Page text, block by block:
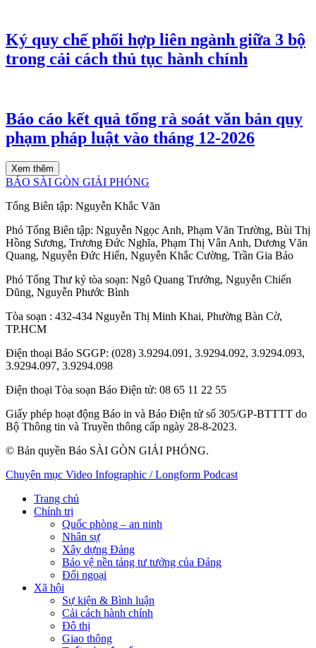
Ký quy chế phối hợp liên ngành giữa 3 bộ
trong cải cách thủ tục hành chính
Báo cáo kết quả tổng rà soát văn bản quy
phạm pháp luật vào tháng 12-2026
Xem thêm
BÁO SÀI GÒN GIẢI PHÓNG
Tổng Biên tập: Nguyễn Khắc Văn
Phó Tổng Biên tập: Nguyễn Ngọc Anh, Phạm Văn Trường, Bùi Thị
Hồng Sương, Trương Đức Nghĩa, Phạm Thị Vân Anh, Dương Văn
Quang, Nguyễn Đức Hiển, Nguyễn Khắc Cường, Trần Gia Bảo
Phó Tổng Thư ký tòa soạn: Ngô Quang Trưởng, Nguyễn Chiến
Dũng, Nguyễn Phước Bình
Tòa soạn : 432-434 Nguyễn Thị Minh Khai, Phường Bàn Cờ,
TP.HCM
Điện thoại Báo SGGP: (028) 3.9294.091, 3.9294.092, 3.9294.093,
3.9294.097, 3.9294.098
Điện thoại Tòa soạn Báo Điện tử: 08 65 11 22 55
Giấy phép hoạt động Báo in và Báo Điện tử số 305/GP-BTTTT do
Bộ Thông tin và Truyền thông cấp ngày 28-8-2023.
© Bản quyền Báo SÀI GÒN GIẢI PHÓNG.
Chuyên mục Video Infographic / Longform Podcast
Trang chủ
Chính trị
Quốc phòng – an ninh
Nhân sự
Xây dựng Đảng
Bảo vệ nền tảng tư tưởng của Đảng
Đối ngoại
Xã hội
Sự kiện & Bình luận
Cải cách hành chính
Đô thị
Giao thông